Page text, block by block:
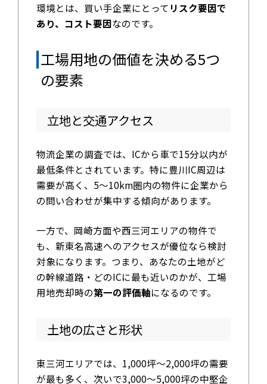
環境とは、買い手企業にとって リスク要因で
あり、コスト要因なのです。
工場用地の価値を決める5つ
の要素
立地と交通アクセス
物流企業の調査では、ICから車で15分以内が
最低条件とされています。特に豊川IC周辺は
需要が高く、5〜10km圏内の物件に企業から
の問い合わせが集中する傾向があります。
一方で、岡崎方面や西三河エリアの物件で
も、新東名高速へのアクセスが優位なら検討
対象になります。つまり、あなたの土地がど
の幹線道路・どのICに最も近いのかが、工場
用地売却時の第一の評価軸になるのです。
土地の広さと形状
東三河エリアでは、1,000坪〜2,000坪の需要
が最も多く、次いで3,000〜5,000坪の中堅企